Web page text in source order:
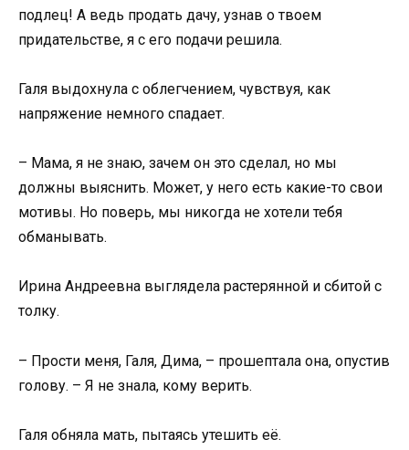
подлец! А ведь продать дачу, узнав о твоем
придательстве, я с его подачи решила.
Галя выдохнула с облегчением, чувствуя, как
напряжение немного спадает.
– Мама, я не знаю, зачем он это сделал, но мы
должны выяснить. Может, у него есть какие-то свои
мотивы. Но поверь, мы никогда не хотели тебя
обманывать.
Ирина Андреевна выглядела растерянной и сбитой с
толку.
– Прости меня, Галя, Дима, – прошептала она, опустив
голову. – Я не знала, кому верить.
Галя обняла мать, пытаясь утешить её.